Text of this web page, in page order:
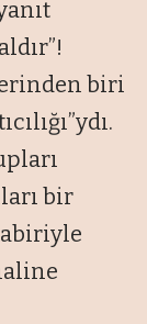
biri
bir